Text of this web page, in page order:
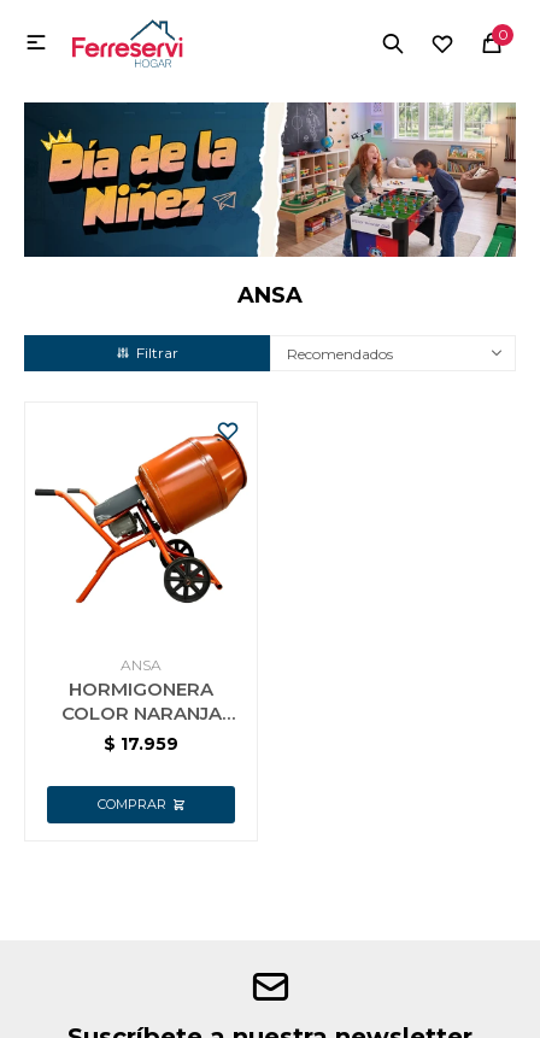
0

ANSA
Recomendados
ANSA
HORMIGONERA
COLOR NARANJA
ANSA 3/4 HP 130LT
REFORZADA
$ 17.959
MI CUENTA
Menú Herramientas y Construcción Electrodomésticos
Herramientas y Construcción
Tecnología
Camping
Mascotas
Bazar